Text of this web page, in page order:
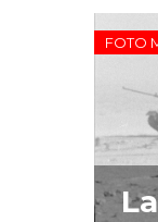
FOTO